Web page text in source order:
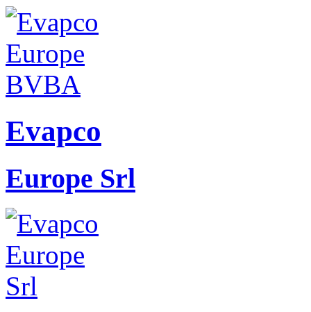
Evapco
Europe Srl